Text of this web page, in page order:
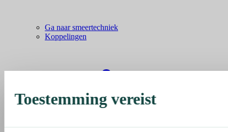
Ga naar smeertechniek
Koppelingen
Toestemming vereist